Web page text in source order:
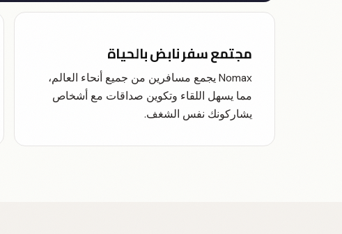
مجتمع سفر نابض بالحياة
Nomax يجمع مسافرين من جميع أنحاء العالم،
مما يسهل اللقاء وتكوين صداقات مع أشخاص
يشاركونك نفس الشغف.